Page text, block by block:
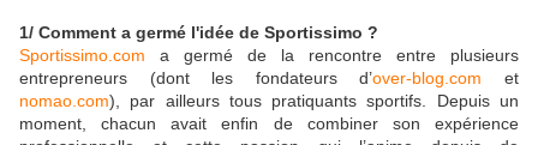
1/ Comment a germé l'idée de Sportissimo ?
Sportissimo.com a germé de la rencontre entre plusieurs
entrepreneurs (dont les fondateurs d’over-blog.com et
nomao.com), par ailleurs tous pratiquants sportifs. Depuis un
moment, chacun avait enfin de combiner son expérience